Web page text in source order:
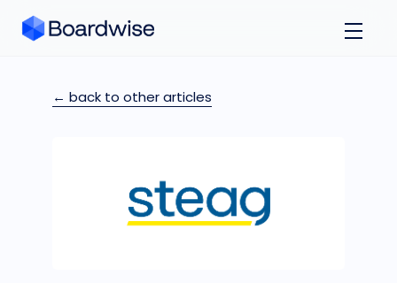
← back to other articles